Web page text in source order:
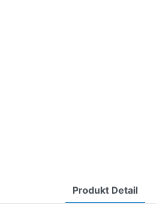
Produkt Detail